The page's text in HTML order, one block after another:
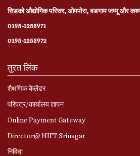
सिडको औद्योगिक परिसर, ओमपोरा, बडगाम जम्मू और
0195-1255971
0195-1255972
तुरत लिंक
शैक्षणिक कैलेंडर
परिपत्र/कार्यालय ज्ञापन
Online Payment Gateway
Director@ NIFT Srinagar
निविदा